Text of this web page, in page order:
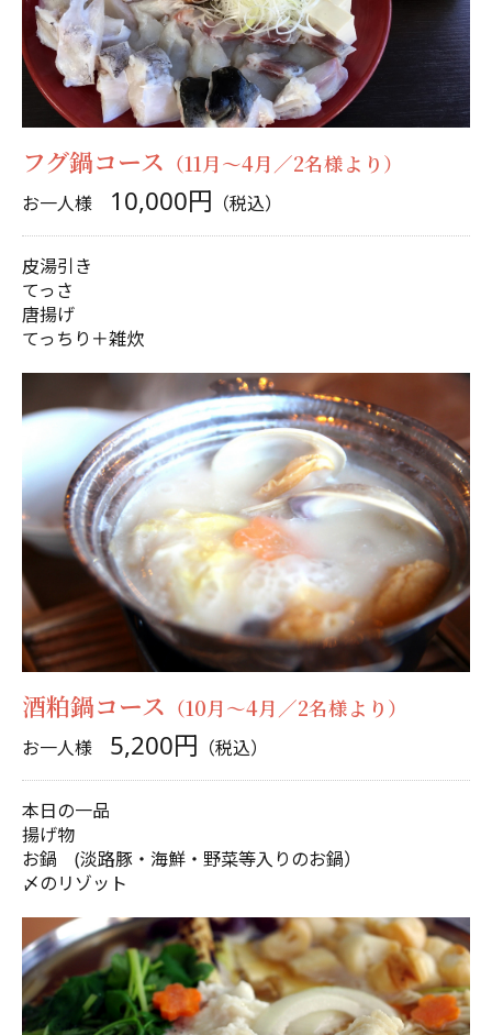
フグ鍋コース （11月～4月／2名様より）
お一人様 10,000円 （税込）
皮湯引き
てっさ
唐揚げ
てっちり＋雑炊
酒粕鍋コース （10月～4月／2名様より）
お一人様 5,200円 （税込）
本日の一品
揚げ物
お鍋 (淡路豚・海鮮・野菜等入りのお鍋）
〆のリゾット